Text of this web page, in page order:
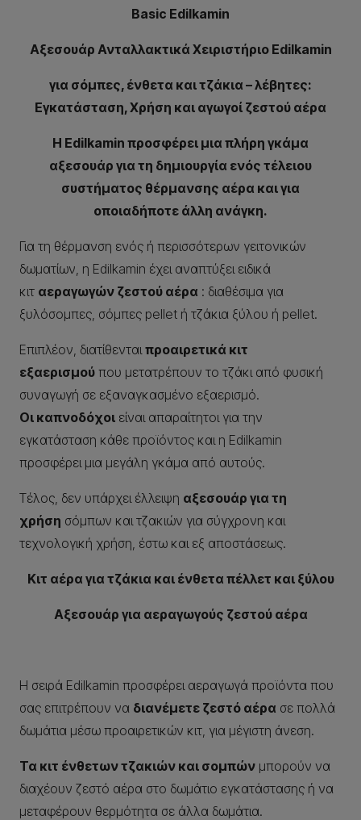
Basic Edilkamin
Αξεσουάρ Ανταλλακτικά Χειριστήριο Edilkamin
για σόμπες, ένθετα και τζάκια – λέβητες:
Εγκατάσταση, Χρήση και αγωγοί ζεστού αέρα
Η Edilkamin προσφέρει μια πλήρη γκάμα
αξεσουάρ για τη δημιουργία ενός τέλειου
συστήματος θέρμανσης αέρα και για
οποιαδήποτε άλλη ανάγκη.
Για τη θέρμανση ενός ή περισσότερων γειτονικών
δωματίων, η Edilkamin έχει αναπτύξει ειδικά
κιτ αεραγωγών ζεστού αέρα : διαθέσιμα για
ξυλόσομπες, σόμπες pellet ή τζάκια ξύλου ή pellet.
Επιπλέον, διατίθενταιπροαιρετικά κιτ
εξαερισμού που μετατρέπουν το τζάκι από φυσική
συναγωγή σε εξαναγκασμένο εξαερισμό.
Οι καπνοδόχοι είναι απαραίτητοι για την
εγκατάσταση κάθε προϊόντος και η Edilkamin
προσφέρει μια μεγάλη γκάμα από αυτούς.
Τέλος, δεν υπάρχει έλλειψη αξεσουάρ για τη
χρήση σόμπων και τζακιών για σύγχρονη και
τεχνολογική χρήση, έστω και εξ αποστάσεως.
Κιτ αέρα για τζάκια και ένθετα πέλλετ και ξύλου
Αξεσουάρ για αεραγωγούς ζεστού αέρα
Η σειρά Edilkamin προσφέρει αεραγωγά προϊόντα που
σας επιτρέπουν να διανέμετε ζεστό αέρα σε πολλά
δωμάτια μέσω προαιρετικών κιτ, για μέγιστη άνεση.
Τα κιτ ένθετων τζακιών και σομπών μπορούν να
διαχέουν ζεστό αέρα στο δωμάτιο εγκατάστασης ή να
μεταφέρουν θερμότητα σε άλλα δωμάτια.